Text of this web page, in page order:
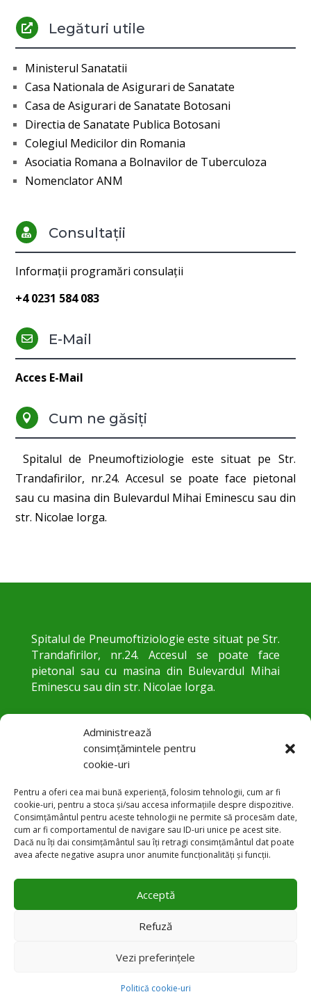
Administrează
consimțămintele pentru
cookie-uri
Pentru a oferi cea mai bună experiență, folosim tehnologii, cum ar fi
cookie-uri, pentru a stoca și/sau accesa informațiile despre dispozitive.
Consimțământul pentru aceste tehnologii ne permite să procesăm date,
cum ar fi comportamentul de navigare sau ID-uri unice pe acest site.
Dacă nu îți dai consimțământul sau îți retragi consimțământul dat poate
avea afecte negative asupra unor anumite funcționalități și funcții.
Acceptă
Refuză
Vezi preferințele
Politică cookie-uri
 Legături utile
Ministerul Sanatatii
Casa Nationala de Asigurari de Sanatate
Casa de Asigurari de Sanatate Botosani
Directia de Sanatate Publica Botosani
Colegiul Medicilor din Romania
Asociatia Romana a Bolnavilor de Tuberculoza
Nomenclator ANM
 Consultații
Informații programări consulații
+4 0231 584 083
 E-Mail
Acces E-Mail
 Cum ne găsiți
Spitalul de Pneumoftiziologie este situat pe Str.
Trandafirilor, nr.24. Accesul se poate face pietonal
sau cu masina din Bulevardul Mihai Eminescu sau din
str. Nicolae Iorga.
Spitalul de Pneumoftiziologie este situat pe Str.
Trandafirilor, nr.24. Accesul se poate face
pietonal sau cu masina din Bulevardul Mihai
Eminescu sau din str. Nicolae Iorga.
 Str. Trandafirilor 24, Botoșani
office@pneumobt.ro